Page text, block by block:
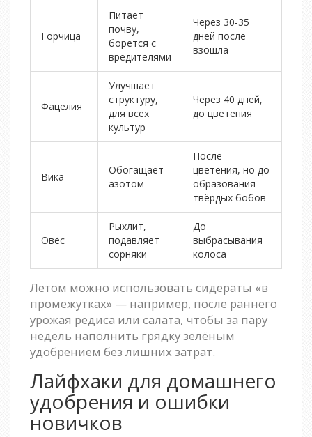
Горчица
Питает
почву,
борется с
вредителями
Через 30-35
дней после
взошла
Фацелия
Улучшает
структуру,
для всех
культур
Через 40 дней,
до цветения
Вика
Обогащает
азотом
После
цветения, но до
образования
твёрдых бобов
Овёс
Рыхлит,
подавляет
сорняки
До
выбрасывания
колоса
Летом можно использовать сидераты «в
промежутках» — например, после раннего
урожая редиса или салата, чтобы за пару
недель наполнить грядку зелёным
удобрением без лишних затрат.
Лайфхаки для домашнего
удобрения и ошибки
новичков